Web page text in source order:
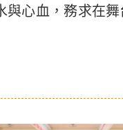
心血，務求在